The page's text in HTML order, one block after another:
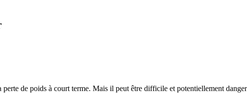
de poids à court terme. Mais il peut être difficile et potentiellement